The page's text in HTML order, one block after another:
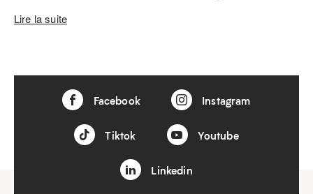
Lire la suite
Facebook Instagram
Tiktok Youtube
Linkedin